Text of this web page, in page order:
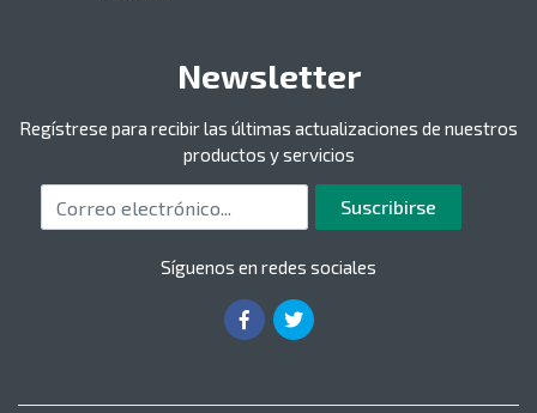
Newsletter
Regístrese para recibir las últimas actualizaciones de nuestros
productos y servicios
Correo electrónico Suscribirse
Síguenos en redes sociales